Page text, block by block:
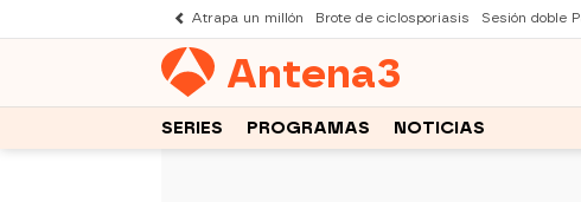
Atrapa un millón Brote de ciclosporiasis Sesión doble
Antena3
SERIES PROGRAMAS NOTICIAS